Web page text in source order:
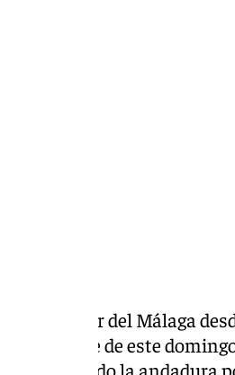
entrenador del Málaga
el choque de este